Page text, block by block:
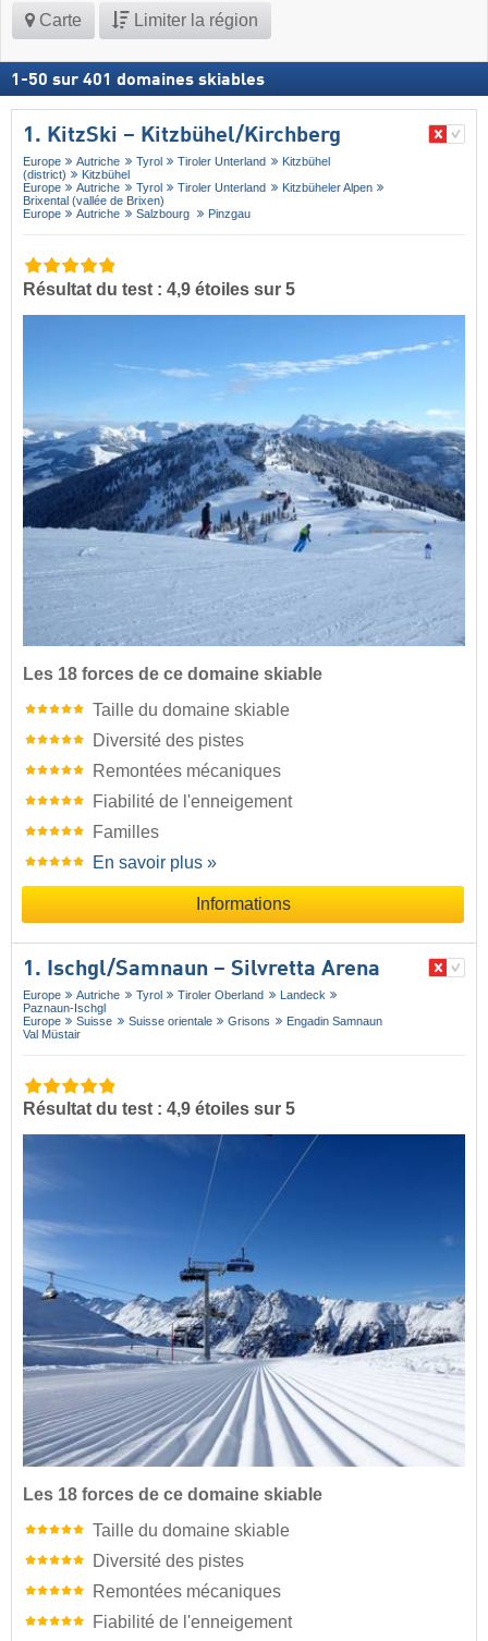
Carte Limiter la région
1 -50 sur 401 domaines skiables
1. KitzSki – Kitzbühel/​Kirchberg
Europe Autriche Tyrol Tiroler Unterland
Kitzbühel
(district)
Kitzbühel
Europe
Autriche Tyrol Tiroler Unterland
Kitzbüheler Alpen
Brixental (vallée de Brixen)
Europe
Autriche Salzbourg Pinzgau
Résultat du test : 4,9 étoiles sur 5
Les 18 forces de ce domaine skiable
Taille du domaine skiable
Diversité des pistes
Remontées mécaniques
Fiabilité de l'enneigement
Familles
En savoir plus »
Informations
1. Ischgl/​Samnaun – Silvretta Arena
Europe Autriche Tyrol Tiroler Oberland
Landeck
Paznaun-Ischgl
Europe
Suisse Suisse orientale Grisons
Engadin Samnaun
Val Müstair
Résultat du test : 4,9 étoiles sur 5
Les 18 forces de ce domaine skiable
Taille du domaine skiable
Diversité des pistes
Remontées mécaniques
Fiabilité de l'enneigement